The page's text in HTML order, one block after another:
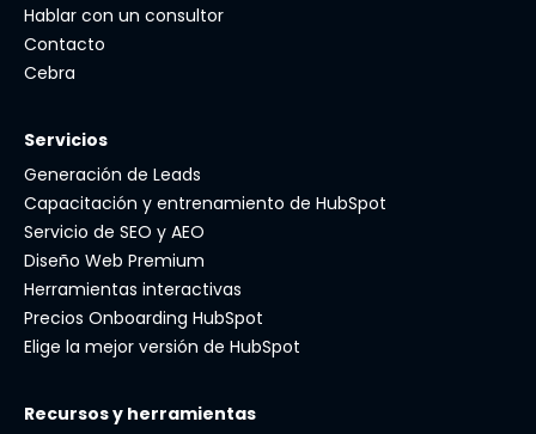
Hablar con un consultor
Contacto
Cebra
Servicios
Generación de Leads
Capacitación y entrenamiento de HubSpot
Servicio de SEO y AEO
Diseño Web Premium
Herramientas interactivas
Precios Onboarding HubSpot
Elige la mejor versión de HubSpot
Recursos y herramientas